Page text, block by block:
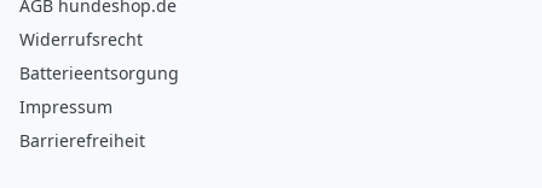
AGB hundeshop.de
Widerrufsrecht
Batterieentsorgung
Impressum
Barrierefreiheit